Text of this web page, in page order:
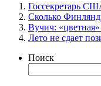
Госсекретарь
Сколько
Вучич:
Лето не сдает
Поиск